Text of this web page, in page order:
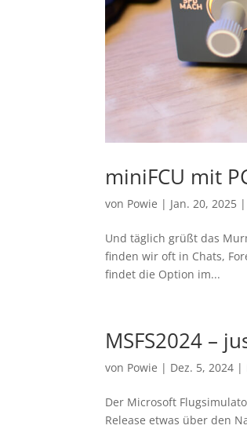
miniFCU mit
von Powie | Jan. 20, 2025 |
Und täglich grüßt das
finden wir oft in Chats,
findet die Option im...
MSFS2024 –
von Powie | Dez. 5, 2024 |
Der Microsoft
Release etwas über den